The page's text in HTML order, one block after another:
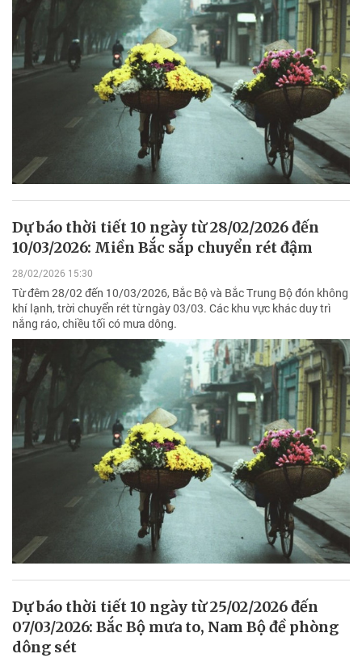
Dự báo thời tiết 10 ngày từ 28/02/2026 đến
10/03/2026: Miền Bắc sắp chuyển rét đậm
28/02/2026 15:30
Từ đêm 28/02 đến 10/03/2026, Bắc Bộ và Bắc Trung Bộ đón không
khí lạnh, trời chuyển rét từ ngày 03/03. Các khu vực khác duy trì
nắng ráo, chiều tối có mưa dông.
Dự báo thời tiết 10 ngày từ 25/02/2026 đến
07/03/2026: Bắc Bộ mưa to, Nam Bộ đề phòng
dông sét